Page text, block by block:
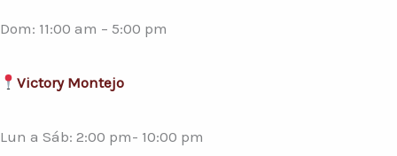
Dom: 11:00 am – 5:00 pm
Victory Montejo
Lun a Sáb: 2:00 pm- 10:00 pm